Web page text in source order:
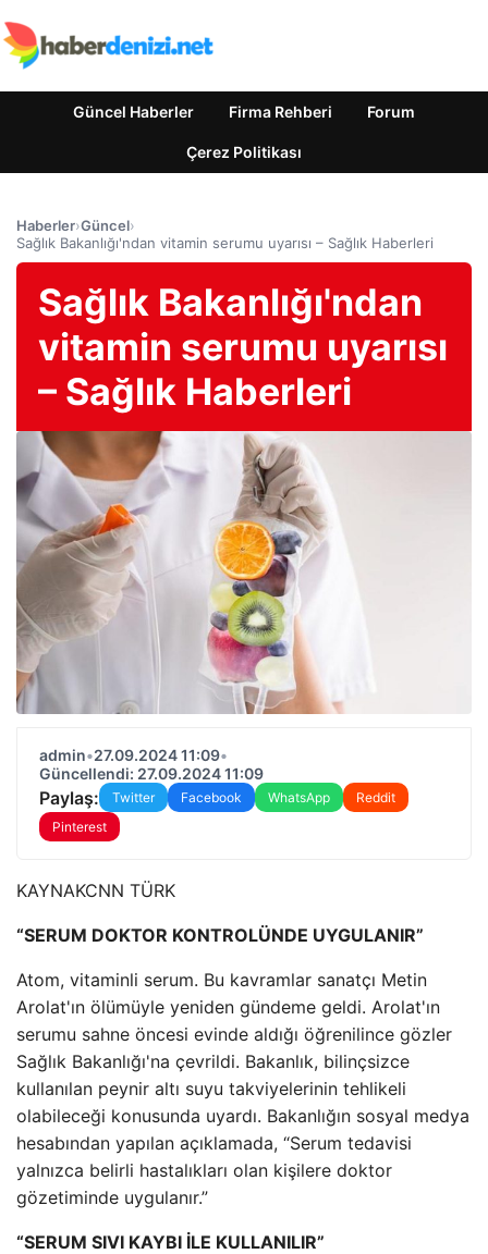
Güncel Haberler Firma Rehberi Forum
Çerez Politikası
Haberler›Güncel›
Sağlık Bakanlığı'ndan vitamin serumu uyarısı – Sağlık Haberleri
Sağlık Bakanlığı'ndan
vitamin serumu uyarısı
– Sağlık Haberleri
admin•27.09.2024 11:09•
Güncellendi: 27.09.2024 11:09
Paylaş: Twitter Facebook WhatsApp
Reddit
Pinterest
KAYNAKCNN TÜRK
“SERUM DOKTOR KONTROLÜNDE UYGULANIR”
Atom, vitaminli serum. Bu kavramlar sanatçı Metin
Arolat'ın ölümüyle yeniden gündeme geldi. Arolat'ın
serumu sahne öncesi evinde aldığı öğrenilince gözler
Sağlık Bakanlığı'na çevrildi. Bakanlık, bilinçsizce
kullanılan peynir altı suyu takviyelerinin tehlikeli
olabileceği konusunda uyardı. Bakanlığın sosyal medya
hesabından yapılan açıklamada, “Serum tedavisi
yalnızca belirli hastalıkları olan kişilere doktor
gözetiminde uygulanır.”
“SERUM SIVI KAYBI İLE KULLANILIR”